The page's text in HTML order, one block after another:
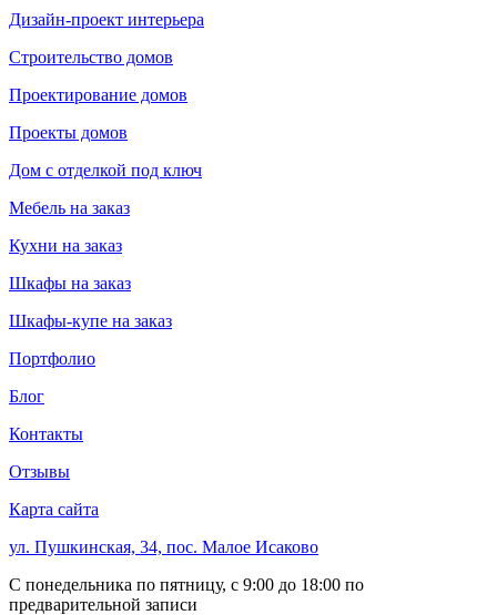
Дизайн-проект интерьера
Строительство домов
Проектирование домов
Проекты домов
Дом с отделкой под ключ
Мебель на заказ
Кухни на заказ
Шкафы на заказ
Шкафы-купе на заказ
Портфолио
Блог
Контакты
Отзывы
Карта сайта
ул. Пушкинская, 34, пос. Малое Исаково
С понедельника по пятницу, с 9:00 до 18:00 по
предварительной записи